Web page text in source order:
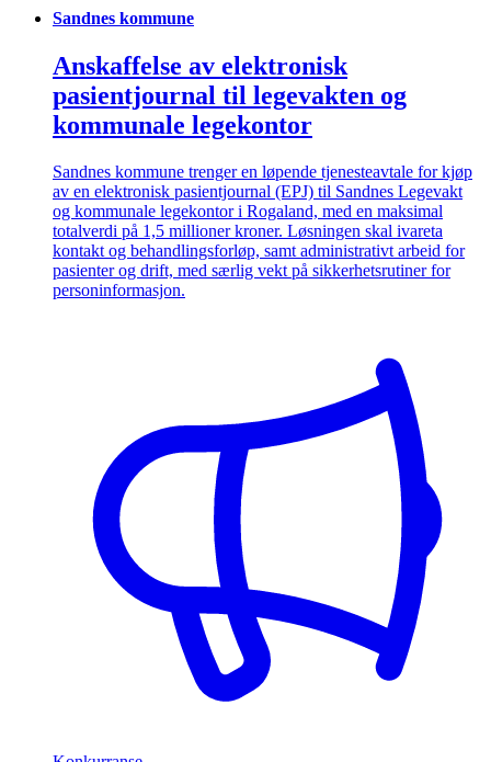
Sandnes kommune
Anskaffelse av elektronisk
pasientjournal til legevakten og
kommunale legekontor
Sandnes kommune trenger en løpende tjenesteavtale for kjøp
av en elektronisk pasientjournal (EPJ) til Sandnes Legevakt
og kommunale legekontor i Rogaland, med en maksimal
totalverdi på 1,5 millioner kroner. Løsningen skal ivareta
kontakt og behandlingsforløp, samt administrativt arbeid for
pasienter og drift, med særlig vekt på sikkerhetsrutiner for
personinformasjon.